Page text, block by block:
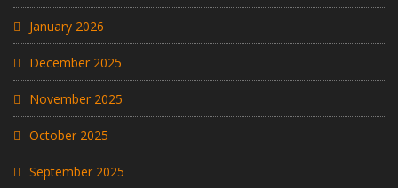
January 2026
December 2025
November 2025
October 2025
September 2025